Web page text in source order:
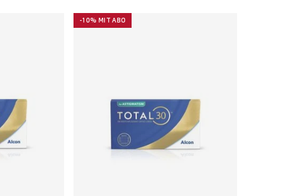
-10% MIT ABO